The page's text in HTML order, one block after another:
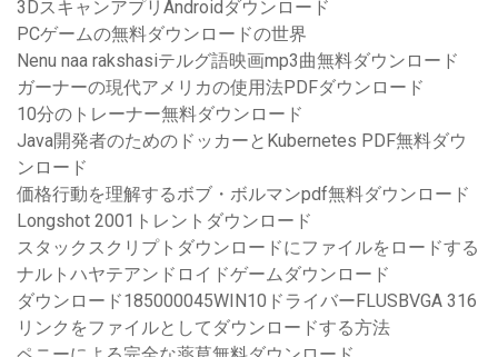
3DスキャンアプリAndroidダウンロード
PCゲームの無料ダウンロードの世界
Nenu naa rakshasiテルグ語映画mp3曲無料ダウンロード
ガーナーの現代アメリカの使用法PDFダウンロード
10分のトレーナー無料ダウンロード
Java開発者のためのドッカーとKubernetes PDF無料ダウ
ンロード
価格行動を理解するボブ・ボルマンpdf無料ダウンロード
Longshot 2001トレントダウンロード
スタックスクリプトダウンロードにファイルをロードする
ナルトハヤテアンドロイドゲームダウンロード
ダウンロード185000045WIN10ドライバーFLUSBVGA 316
リンクをファイルとしてダウンロードする方法